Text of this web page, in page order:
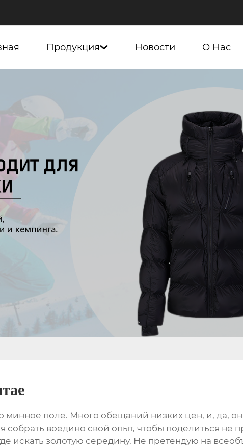
Продукция Новости О Нас
минное поле. Много обещаний низких цен, и, да,
собрать воедино свой опыт, чтобы поделиться не
искать золотую середину. Не претендую на